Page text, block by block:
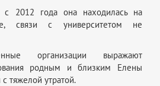
с 2012 года она находилась на
связи с университетом не
организации выражают
родным и близким Елены
тяжелой утратой.